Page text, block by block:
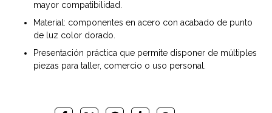
mayor compatibilidad.
Material: componentes en acero con acabado de punto
de luz color dorado.
Presentación práctica que permite disponer de múltiples
piezas para taller, comercio o uso personal.